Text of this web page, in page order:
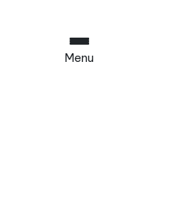
Menu